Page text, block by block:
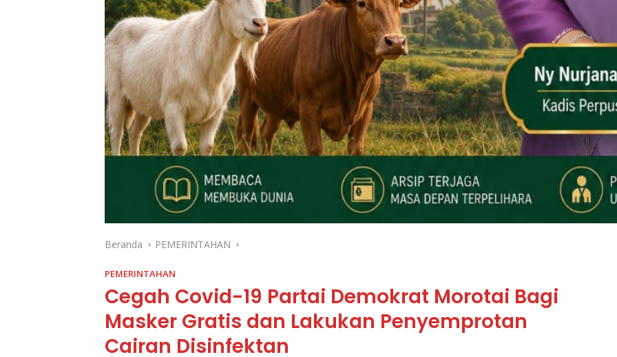
Beranda PEMERINTAHAN
PEMERINTAHAN
Cegah Covid-19 Partai Demokrat Morotai Bagi
Masker Gratis dan Lakukan Penyemprotan
Cairan Disinfektan